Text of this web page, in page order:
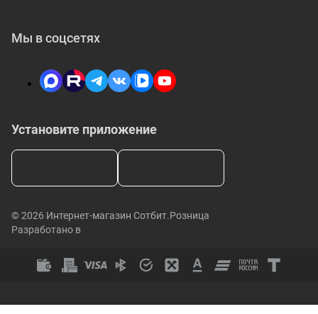
Установите приложение
Мы в соцсетях
© 2026 Интернет-магазин Сотбит.Розница
Разработано в